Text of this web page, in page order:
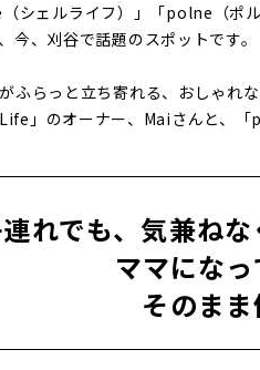
シェルライフ）」「polne（ポ
今、刈谷で話題のスポットです。
ふらっと立ち寄れる、おしゃれ
」のオーナー、Maiさんと、「
れでも、気兼ね
ママになっ
そのま